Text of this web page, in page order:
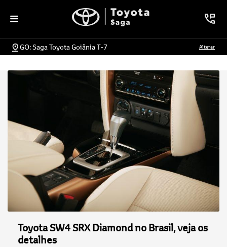
GO: Saga Toyota Goiânia T-7 Alterar
Toyota SW4 SRX Diamond no Brasil, veja os
detalhes